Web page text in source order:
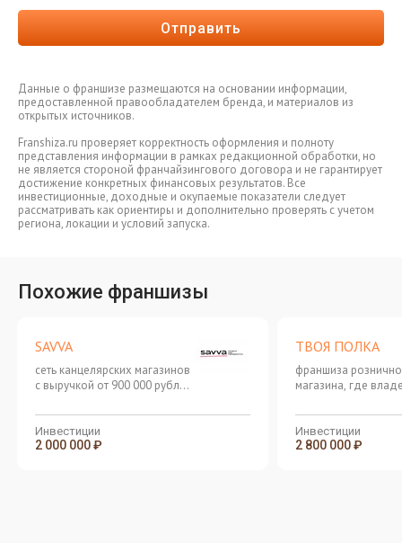
Отправить
Данные о франшизе размещаются на основании информации,
предоставленной правообладателем бренда, и материалов из
открытых источников.
Franshiza.ru проверяет корректность оформления и полноту
представления информации в рамках редакционной обработки, но
не является стороной франчайзингового договора и не гарантирует
достижение конкретных финансовых результатов. Все
инвестиционные, доходные и окупаемые показатели следует
рассматривать как ориентиры и дополнительно проверять с учетом
региона, локации и условий запуска.
Похожие франшизы
SAVVA
сеть канцелярских магазинов
с выручкой от 900 000 рублей
Инвестиции
2 000 000 ₽
ТВОЯ ПОЛКА
франшиза
магазина, где
независимо от
продаж
Инвестиции
2 800 000 ₽